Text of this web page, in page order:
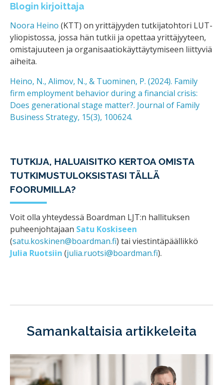
Blogin kirjoittaja
Noora Heino (KTT) on yrittäjyyden tutkijatohtori LUT-
yliopistossa, jossa hän tutkii ja opettaa yrittäjyyteen,
omistajuuteen ja organisaatiokäyttäytymiseen liittyviä
aiheita.
Heino, N., Alimov, N., & Tuominen, P. (2024). Family
firm employment behavior during a financial crisis:
Does generational stage matter?. Journal of Family
Business Strategy, 15(3), 100624.
TUTKIJA, HALUAISITKO KERTOA OMISTA
TUTKIMUSTULOKSISTASI TÄLLÄ
FOORUMILLA?
Voit olla yhteydessä Boardman LJT:n hallituksen
puheenjohtajaan Satu Koskiseen
(satu.koskinen@boardman.fi) tai viestintäpäällikkö
Julia Ruotsiin (julia.ruotsi@boardman.fi).
Samankaltaisia artikkeleita